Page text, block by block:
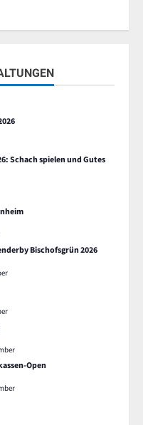
Schach spielen und Gutes
Bischofsgrün 2026
Open